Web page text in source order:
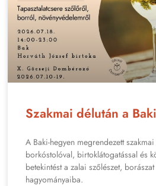
Szakmai délután a
A Baki-hegyen megrendezett
borkóstolóval, birtoklátogatással és
betekintést a zalai szőlészet,
hagyományaiba.